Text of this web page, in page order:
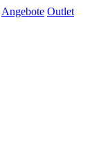
Angebote Outlet